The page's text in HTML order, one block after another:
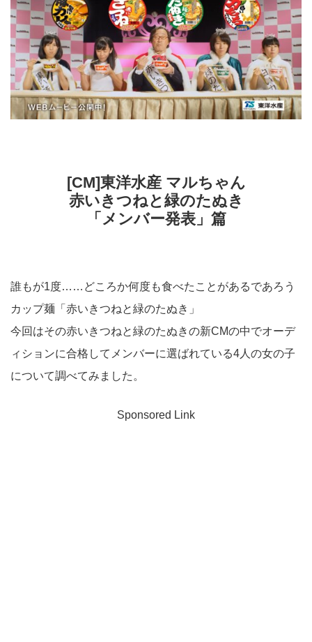
[CM]東洋水産 マルちゃん
赤いきつねと緑のたぬき
「メンバー発表」篇
誰もが1度……どころか何度も食べたことがあるであろう
カップ麺「赤いきつねと緑のたぬき」
今回はその赤いきつねと緑のたぬきの新CMの中でオーデ
ィションに合格してメンバーに選ばれている4人の女の子
について調べてみました。
Sponsored Link